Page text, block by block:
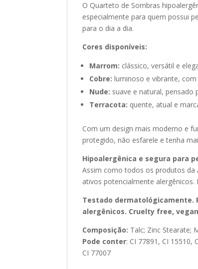
O Quarteto de Sombras
especialmente para quem possui
para o dia a dia.
Cores disponíveis:
Marrom: clássico, versátil e
Cobre: luminoso e vibrante,
Nude: suave e natural, pensado
Terracota: quente, atual e
Com um design mais moderno e
protegido, não esfarele e tenha
Hipoalergênica e segura para
Assim como todos os produtos da
ativos potencialmente
Testado dermatológicamente.
alergênicos. Cruelty free,
Composição: Talc; Zinc Stearate;
Pode conter: CI 77891, CI 15510,
CI 77007